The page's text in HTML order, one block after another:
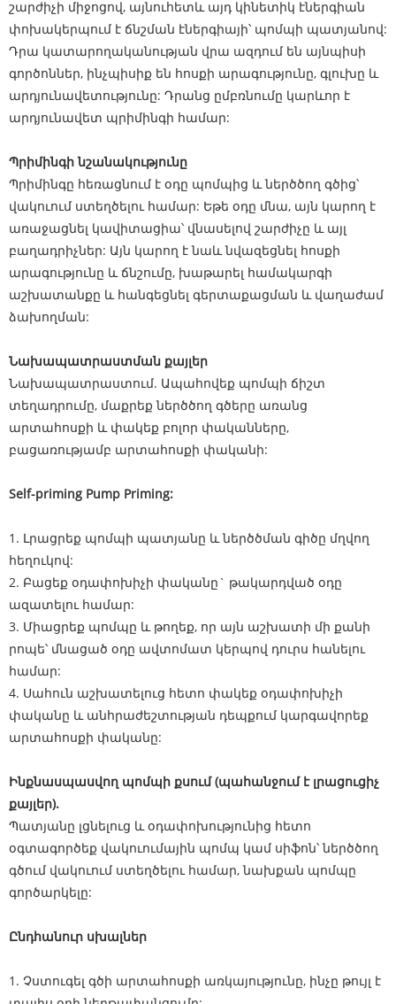
շարժիչի միջոցով, այնուհետև այդ կինետիկ էներգիան
փոխակերպում է ճնշման էներգիայի՝ պոմպի պատյանով:
Դրա կատարողականության վրա ազդում են այնպիսի
գործոններ, ինչպիսիք են հոսքի արագությունը, գլուխը և
արդյունավետությունը: Դրանց ըմբռնումը կարևոր է
արդյունավետ պրիմինգի համար:
Պրիմինգի նշանակությունը
Պրիմինգը հեռացնում է օդը պոմպից և ներծծող գծից՝
վակուում ստեղծելու համար: Եթե ​​օդը մնա, այն կարող է
առաջացնել կավիտացիա՝ վնասելով շարժիչը և այլ
բաղադրիչներ: Այն կարող է նաև նվազեցնել հոսքի
արագությունը և ճնշումը, խաթարել համակարգի
աշխատանքը և հանգեցնել գերտաքացման և վաղաժամ
ձախողման:
Նախապատրաստման քայլեր
Նախապատրաստում. Ապահովեք պոմպի ճիշտ
տեղադրումը, մաքրեք ներծծող գծերը առանց
արտահոսքի և փակեք բոլոր փականները,
բացառությամբ արտահոսքի փականի:
Self-priming Pump Priming:
1. Լրացրեք պոմպի պատյանը և ներծծման գիծը մղվող
հեղուկով:
2. Բացեք օդափոխիչի փականը` թակարդված օդը
ազատելու համար:
3. Միացրեք պոմպը և թողեք, որ այն աշխատի մի քանի
րոպե՝ մնացած օդը ավտոմատ կերպով դուրս հանելու
համար:
4. Սահուն աշխատելուց հետո փակեք օդափոխիչի
փականը և անհրաժեշտության դեպքում կարգավորեք
արտահոսքի փականը:
Ինքնասպասվող պոմպի քսում (պահանջում է լրացուցիչ
քայլեր).
Պատյանը լցնելուց և օդափոխությունից հետո
օգտագործեք վակուումային պոմպ կամ սիֆոն՝ ներծծող
գծում վակուում ստեղծելու համար, նախքան պոմպը
գործարկելը:
Ընդհանուր սխալներ
1. Չստուգել գծի արտահոսքի առկայությունը, ինչը թույլ է